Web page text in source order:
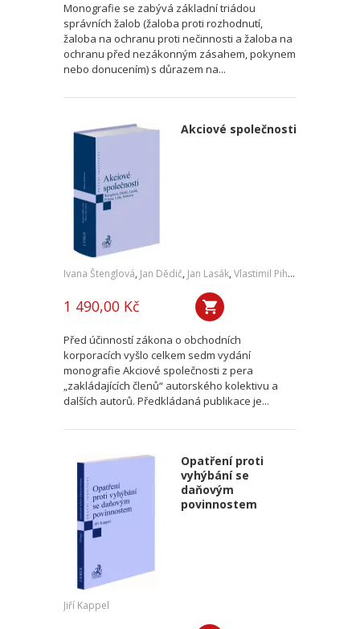
Monografie se zabývá základní triádou
správních žalob (žaloba proti rozhodnutí,
žaloba na ochranu proti nečinnosti a žaloba na
ochranu před nezákonným zásahem, pokynem
nebo donucením) s důrazem na...
Akciové společnosti
Ivana Štenglová, Jan Dědič, Jan Lasák, Vlastimil Pihera
1 490,00 Kč
Před účinností zákona o obchodních
korporacích vyšlo celkem sedm vydání
monografie Akciové společnosti z pera
„zakládajících členů“ autorského kolektivu a
dalších autorů. Předkládaná publikace je...
Opatření proti
vyhýbání se
daňovým
povinnostem
Jiří Kappel